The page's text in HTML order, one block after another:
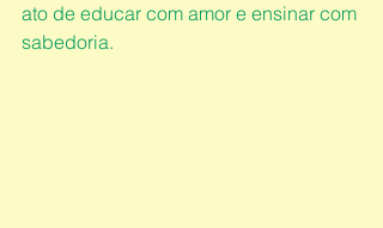
ato de educar com amor e ensinar com
sabedoria.